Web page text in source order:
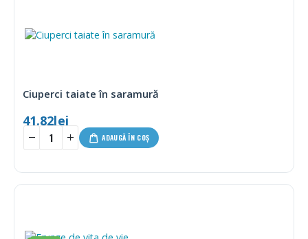
Ciuperci taiate în saramură
41.82lei
ADAUGĂ ÎN COȘ